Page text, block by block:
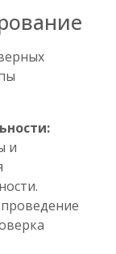
и
проведение